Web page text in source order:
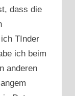
dass die
TInder
ich beim
anderen